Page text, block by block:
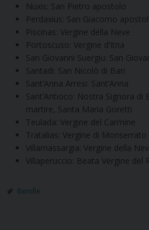
Nuxis: San Pietro apostolo
Perdaxius: San Giacomo
Piscinas: Vergine della Neve
Portoscuso: Vergine d’Itria
San Giovanni Suergiu: San
Santadi: San Nicolò di Bari
Sant’Anna Arresi: Sant’Anna
Sant’Antioco: Nostra Signora di
martire, Santa Maria Goretti
Teulada: Vergine del Carmine
Tratalias: Vergine di Monserrato
Villamassargia: Vergine della
Villaperuccio: Beata Vergine del
8xmille